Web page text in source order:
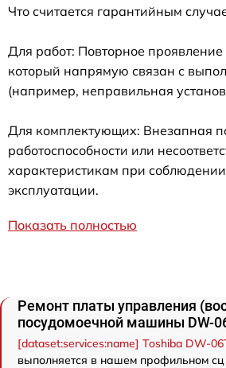
Что считается гарантийным
Для работ: Повторное
который напрямую связан с
(например, неправильная
Для комплектующих: Внезапная
работоспособности или
характеристикам при
эксплуатации.
Показать полностью
Ремонт платы управления
посудомоечной машины DW-
[dataset:services:name] Toshiba DW-
выполняется в нашем профильном сц